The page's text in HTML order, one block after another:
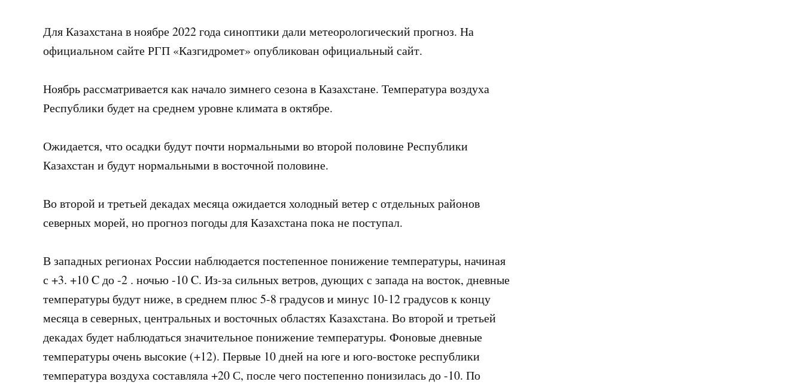
Для Казахстана в ноябре 2022 года синоптики дали метеорологический прогноз. На
официальном сайте РГП «Казгидромет» опубликован официальный сайт.
Ноябрь рассматривается как начало зимнего сезона в Казахстане. Температура воздуха
Республики будет на среднем уровне климата в октябре.
Ожидается, что осадки будут почти нормальными во второй половине Республики
Казахстан и будут нормальными в восточной половине.
Во второй и третьей декадах месяца ожидается холодный ветер с отдельных районов
северных морей, но прогноз погоды для Казахстана пока не поступал.
В западных регионах России наблюдается постепенное понижение температуры, начиная
с +3. +10 C до -2 . ночью -10 C. Из-за сильных ветров, дующих с запада на восток, дневные
температуры будут ниже, в среднем плюс 5-8 градусов и минус 10-12 градусов к концу
месяца в северных, центральных и восточных областях Казахстана. Во второй и третьей
декадах будет наблюдаться значительное понижение температуры. Фоновые дневные
температуры очень высокие (+12). Первые 10 дней на юге и юго-востоке республики
температура воздуха составляла +20 С, после чего постепенно понизилась до -10. По